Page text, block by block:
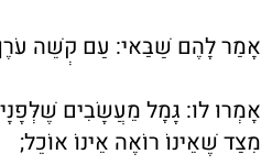
אָמַר לָהֶם שַׁבַּאי: עַם קְשֵׁה
אָמְרוּ לו: גָּמָל מֵעֲשָׂבִים
מִצַּד שֶׁאֵינוֹ רוֹאֶה אֵינוֹ אוֹכֵל;